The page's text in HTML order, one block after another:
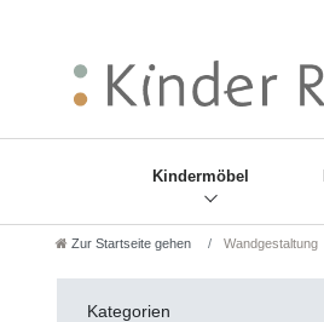
Kindermöbel
Zur Startseite gehen Wandgestaltung
Kategorien